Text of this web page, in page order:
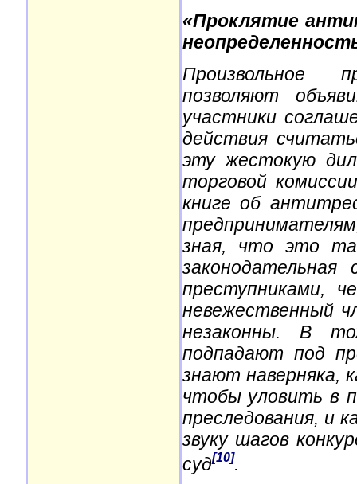
«Проклятие
Произвольное
позволяют
участники
действия
эту жестокую
торговой
книге об
зная, что это
преступниками,
невежественный
незаконны. В
подпадают под
знают наверняка,
чтобы уловить в
преследования, и
звуку шагов
суд[10].